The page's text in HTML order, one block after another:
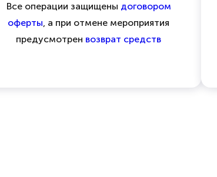
Все операции защищены договором
оферты, а при отмене мероприятия
предусмотрен возврат средств